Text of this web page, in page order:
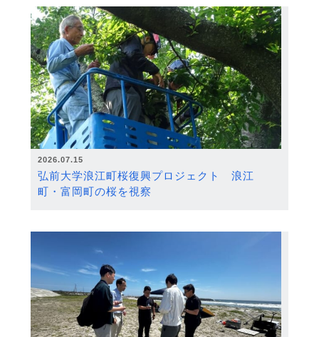
2026.07.15
弘前大学浪江町桜復興プロジェクト 浪江
町・富岡町の桜を視察